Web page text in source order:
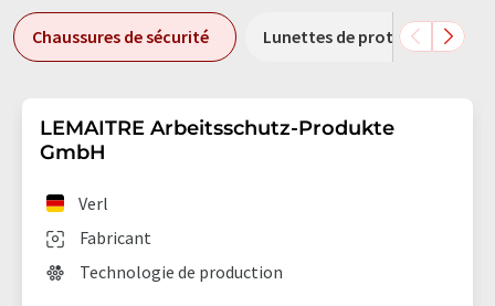
Chaussures de sécurité Lunettes de protection
LEMAITRE Arbeitsschutz-Produkte
GmbH
Fabricant
Verl
Technologie de production